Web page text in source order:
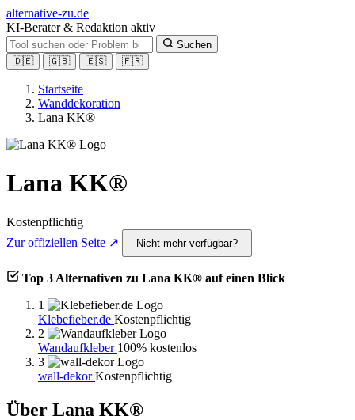
alternative-zu.de
KI-Berater & Redaktion aktiv
Suchen
🇩🇪
🇬🇧 🇪🇸 🇫🇷
Startseite
Wanddekoration
Lana KK®
Lana KK®
Kostenpflichtig
Zur offiziellen Seite ↗
Nicht mehr verfügbar?
Top 3 Alternativen zu Lana KK® auf einen Blick
1
Klebefieber.de Kostenpflichtig
2
Wandaufkleber 100% kostenlos
3
wall-dekorKostenpflichtig
Über Lana KK®